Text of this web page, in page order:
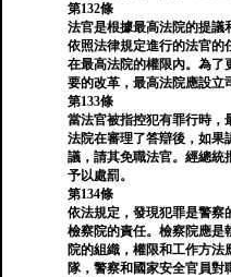
第132條
法官是根據最高法院的提議
依照法律規定進行的法官的
在最高法院的權限內。為了
要的改革，最高法院應設立
第133條
當法官被指控犯有罪行時，
法院在審理了答辯後，如果
議，請其免職法官。經總統
予以處罰。
第134條
依法規定，發現犯罪是警察
檢察院的責任。檢察院應是
院的組織，權限和工作方
隊，警察和國家安全官員對